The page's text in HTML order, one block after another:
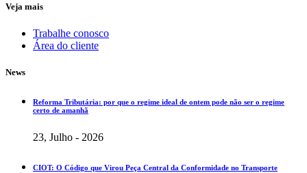
Veja mais
Trabalhe conosco
Área do cliente
News
Reforma Tributária: por que o regime ideal de ontem pode não ser o regime
certo de amanhã
23, Julho - 2026
CIOT: O Código que Virou Peça Central da Conformidade no Transporte